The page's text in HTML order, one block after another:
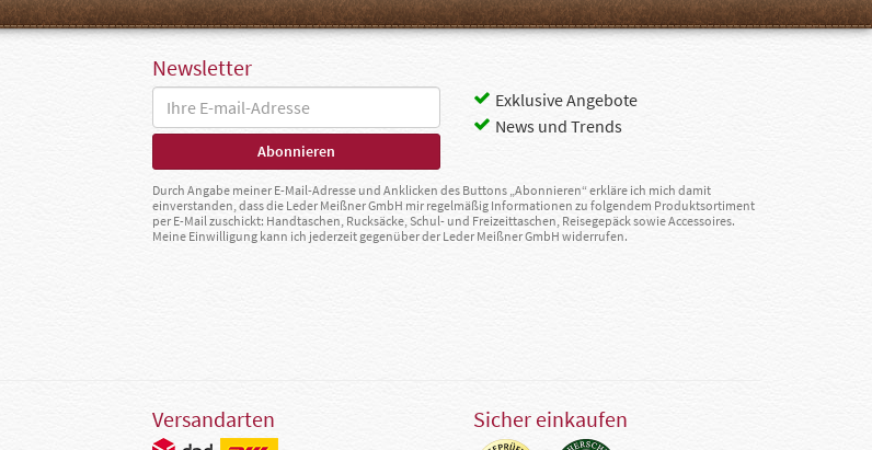
Newsletter
Exklusive Angebote
News und Trends
Durch Angabe meiner E-Mail-Adresse und Anklicken des Buttons „Abonnieren“ erkläre ich mich damit
einverstanden, dass die Leder Meißner GmbH mir regelmäßig Informationen zu folgendem Produktsortiment
per E-Mail zuschickt: Handtaschen, Rucksäcke, Schul- und Freizeittaschen, Reisegepäck sowie Accessoires.
Meine Einwilligung kann ich jederzeit gegenüber der Leder Meißner GmbH widerrufen.
Versandarten Sicher einkaufen